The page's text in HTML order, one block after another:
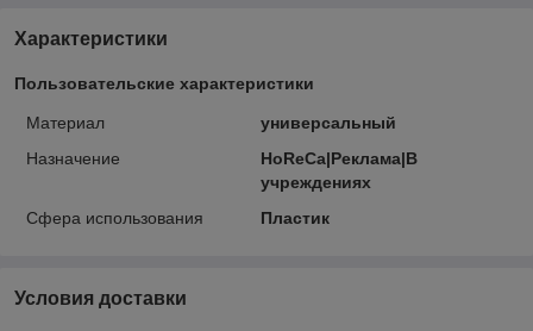
Характеристики
Пользовательские характеристики
Материал
универсальный
Назначение
HoReCa|Реклама|В
учреждениях
Сфера использования
Пластик
Условия доставки